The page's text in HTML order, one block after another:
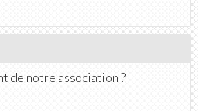
de notre association ?